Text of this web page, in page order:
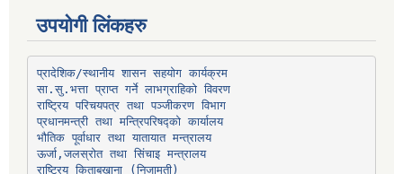
उपयोगी लिंकहरु
प्रादेशिक/स्थानीय शासन सहयोग कार्यक्रम
सा.सु.भत्ता प्राप्त गर्ने लाभग्राहिको विवरण
राष्ट्रिय परिचयपत्र तथा पञ्‍जीकरण विभाग
प्रधानमन्त्री तथा मन्त्रिपरिषद्को कार्यालय
भौतिक पूर्वाधार तथा यातायात मन्त्रालय
ऊर्जा,जलस्रोत तथा सिंचाइ मन्त्रालय